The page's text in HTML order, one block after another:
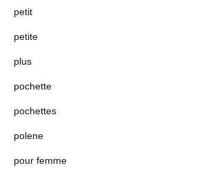
petit
petite
plus
pochette
pochettes
polene
pour femme